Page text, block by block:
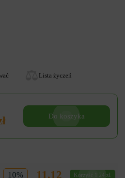
Lista życzeń
Do koszyka
10% 11.12 Korzyść 1.24 zł.